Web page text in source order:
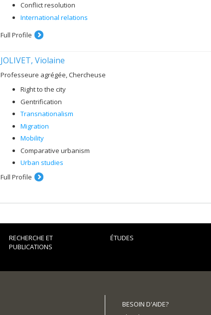
Conflict resolution
International relations
Full Profile
JOLIVET, Violaine
Professeure agrégée, Chercheuse
Right to the city
Gentrification
Transnationalism
Migration
Mobility
Comparative urbanism
Urban studies
Full Profile
RECHERCHE ET
PUBLICATIONS
ÉTUDES
BESOIN D'AIDE?